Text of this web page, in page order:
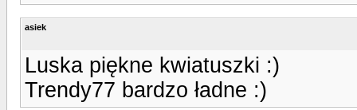
asiek
Luska piękne kwiatuszki :)
Trendy77 bardzo ładne :)